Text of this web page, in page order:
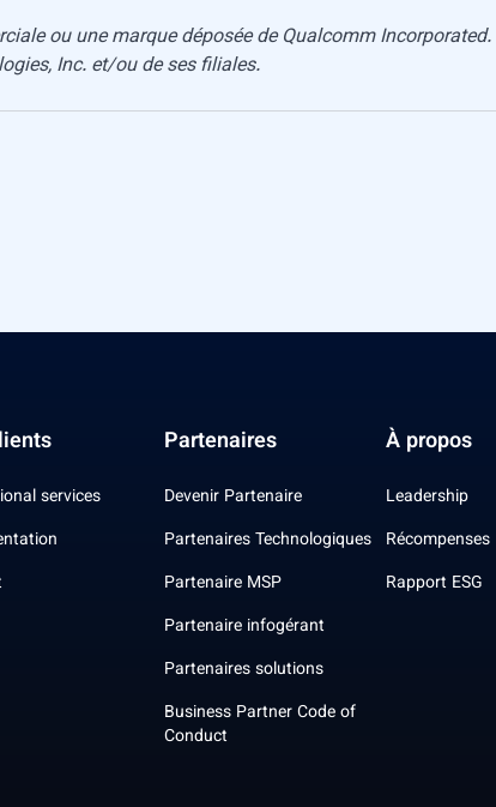
ou une marque déposée de Qualcomm Incorporated.
Inc. et/ou de ses filiales.
services
Partenaires
Devenir Partenaire
Partenaires Technologiques
Partenaire MSP
Partenaire infogérant
Partenaires solutions
Business Partner Code of
Conduct
À propos
Leadership
Récompenses
Rapport ESG